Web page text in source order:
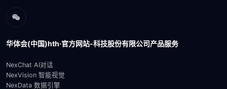
华体会(中国)hth·官方网站-科技股份有限公司产品服务
NexChat AI对话
NexVision 智能视觉
NexData 数据引擎